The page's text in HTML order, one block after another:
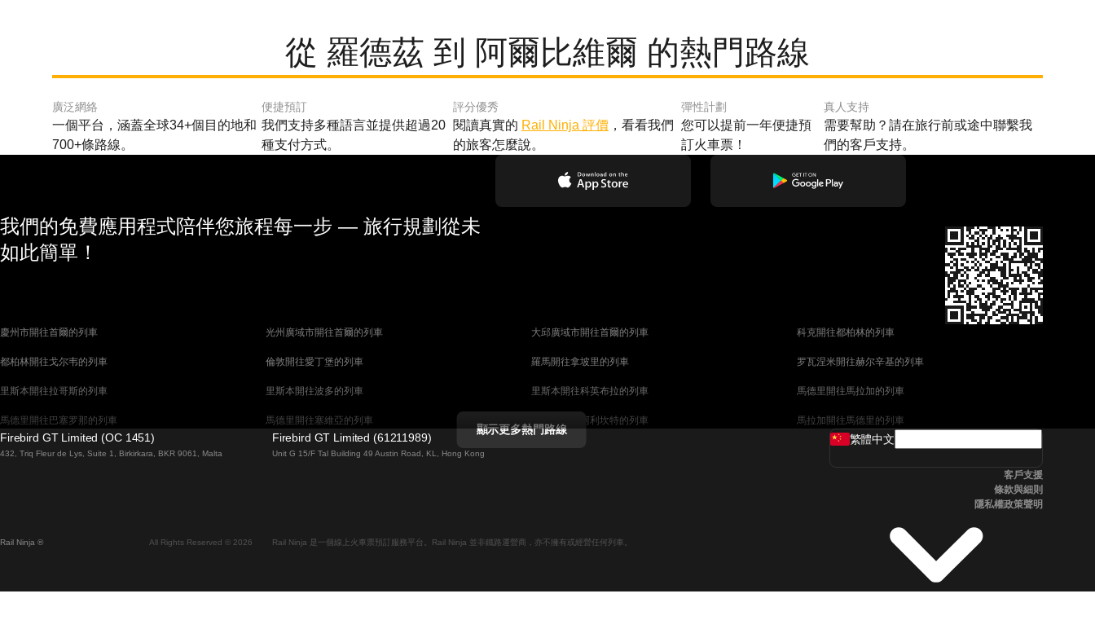
從 羅德茲 到 阿爾比維爾 的熱門路線
廣泛網絡
一個平台，涵蓋全球34+個目的地和
700+條路線。
便捷預訂
我們支持多種語言並提供超過20
種支付方式。
評分優秀
閱讀真實的 Rail Ninja 評價，看看我們
的旅客怎麼說。
彈性計劃
您可以提前一年便捷預
訂火車票！
真人支持
需要幫助？請在旅行前或途中聯繫我
們的客戶支持。
我們的免費應用程式陪伴您旅程每一步 — 旅行規劃從未
如此簡單！
慶州市開往首爾的列車 光州廣域市開往首爾的列車 大邱廣域市開往首爾的列車 科克開往都柏林的列車
都柏林開往戈尔韦的列車 倫敦開往愛丁堡的列車 羅馬開往拿坡里的列車 罗瓦涅米開往赫尔辛基的列車
里斯本開往拉哥斯的列車 里斯本開往波多的列車 里斯本開往科英布拉的列車 馬德里開往馬拉加的列車
馬德里開往巴塞罗那的列車 馬德里開往塞維亞的列車 馬德里開往阿利坎特的列車 馬拉加開往馬德里的列車
巴塞罗那開往馬德里的列車 巴塞罗那開往塞維亞的列車 威尼斯開往佛羅倫斯的列車
首爾開往蔚山廣域市的列車 首爾開往大邱廣域市的列車 首爾開往釜山的列車 斯德哥爾摩開往哥本哈根的列車
中央車站開往卑尔根的列車
顯示更多熱門路線
Firebird GT Limited (OC 1451)
432, Triq Fleur de Lys, Suite 1, Birkirkara, BKR 9061, Malta
Firebird GT Limited (61211989)
Unit G 15/F Tal Building 49 Austin Road, KL, Hong Kong
Rail Ninja ® All Rights Reserved © 2026 Rail Ninja 是一個線上火車票預訂服務平台。Rail Ninja 並非鐵路運營商，亦不擁有或經營任何列車。
繁體中文
客戶支援
條款與細則
隱私權政策聲明